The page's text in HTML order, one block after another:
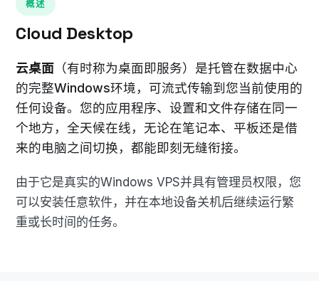
概述
Cloud Desktop
云桌面 （有时称为桌面即服务）是托管在数据中心
的完整Windows环境，可流式传输到您当前使用的
任何设备。您的应用程序、设置和文件存储在同一
个地方，全天候在线，无论在笔记本、平板还是借
来的电脑之间切换，都能即刻无缝衔接。
由于它是真实的Windows VPS并具有管理员权限，您
可以安装任意软件，并在本地设备关机后继续运行繁
重或长时间的任务。